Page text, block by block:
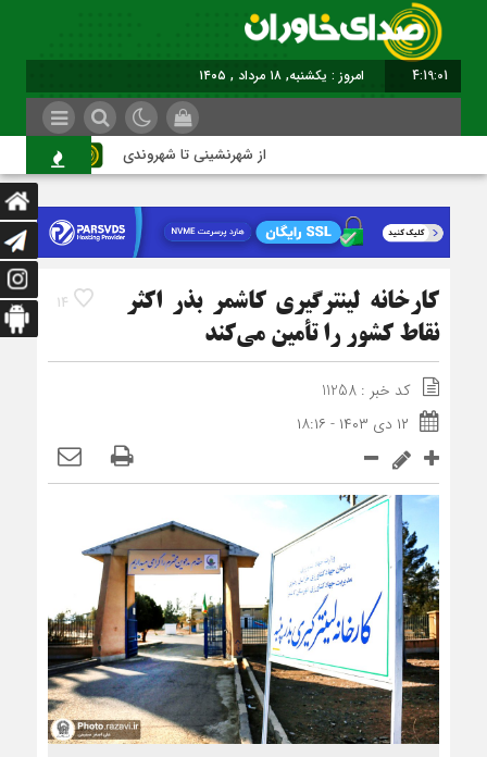
4:19:01 امروز : یکشنبه, ۱۸ مرداد , ۱۴۰۵
از شهرنشینی تا شهروندی
14
کارخانه لینترگیری کاشمر بذر اکثر
نقاط کشور را تأمین می‌کند
کد خبر : 11258
۱۲ دی ۱۴۰۳ - ۱۸:۱۶